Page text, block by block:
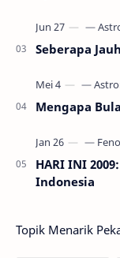
Seberapa
Mengapa
HARI INI
Indonesia
Topik Menarik